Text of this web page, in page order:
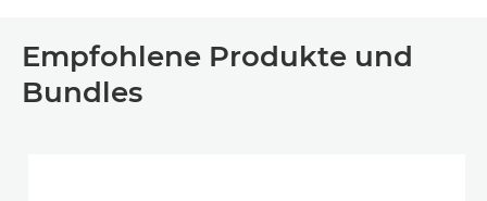
Empfohlene Produkte und
Bundles